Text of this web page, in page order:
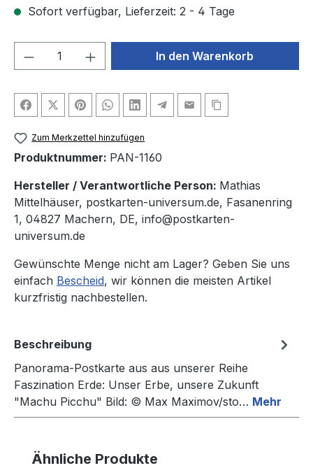
Sofort verfügbar, Lieferzeit: 2 - 4 Tage
Produkt Anzahl: Gib denIn den Warenkorb
Zum Merkzettel hinzufügen
Produktnummer: PAN-1160
Hersteller / Verantwortliche Person: Mathias
Mittelhäuser, postkarten-universum.de, Fasanenring
1, 04827 Machern, DE, info@postkarten-
universum.de
Gewünschte Menge nicht am Lager? Geben Sie uns
einfach Bescheid, wir können die meisten Artikel
kurzfristig nachbestellen.
Beschreibung
Panorama-Postkarte aus aus unserer Reihe
Faszination Erde: Unser Erbe, unsere Zukunft
"Machu Picchu" Bild: © Max Maximov/sto… Mehr
Produktgalerie überspringen
Ähnliche Produkte